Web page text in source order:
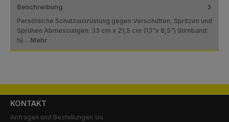
Beschreibung
Persönliche Schutzausrüstung gegen Verschütten, Spritzen und
Sprühen Abmessungen: 33 cm x 21,5 cm (13"x 8,5") Stirnband:
Ni… Mehr
KONTAKT
Anfragen und Bestellungen via